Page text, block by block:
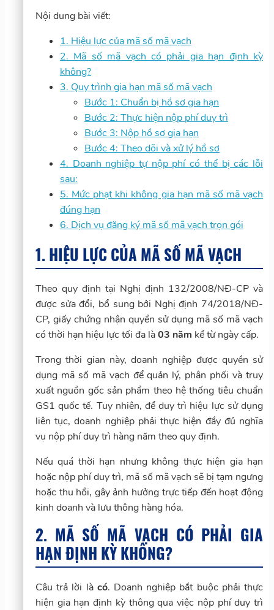
Nội dung bài viết:
1. Hiệu lực của mã số mã vạch
2. Mã số mã vạch có phải gia hạn định kỳ
không?
3. Quy trình gia hạn mã số mã vạch
Bước 1: Chuẩn bị hồ sơ gia hạn
Bước 2: Thực hiện nộp phí duy trì
Bước 3: Nộp hồ sơ gia hạn
Bước 4: Theo dõi và xử lý hồ sơ
4. Doanh nghiệp tự nộp phí có thể bị các lỗi
sau:
5. Mức phạt khi không gia hạn mã số mã vạch
đúng hạn
6. Dịch vụ đăng ký mã số mã vạch trọn gói
1. HIỆU LỰC CỦA MÃ SỐ MÃ VẠCH
Theo quy định tại Nghị định 132/2008/NĐ-CP và
được sửa đổi, bổ sung bởi Nghị định 74/2018/NĐ-
CP, giấy chứng nhận quyền sử dụng mã số mã vạch
có thời hạn hiệu lực tối đa là03 năm kể từ ngày cấp.
Trong thời gian này, doanh nghiệp được quyền sử
dụng mã số mã vạch để quản lý, phân phối và truy
xuất nguồn gốc sản phẩm theo hệ thống tiêu chuẩn
GS1 quốc tế. Tuy nhiên, để duy trì hiệu lực sử dụng
liên tục, doanh nghiệp phải thực hiện đầy đủ nghĩa
vụ nộp phí duy trì hàng năm theo quy định.
Nếu quá thời hạn nhưng không thực hiện gia hạn
hoặc nộp phí duy trì, mã số mã vạch sẽ bị tạm ngưng
hoặc thu hồi, gây ảnh hưởng trực tiếp đến hoạt động
kinh doanh và lưu thông hàng hóa.
2. MÃ SỐ MÃ VẠCH CÓ PHẢI GIA
HẠN ĐỊNH KỲ KHÔNG?
Câu trả lời là có. Doanh nghiệp bắt buộc phải thực
hiện gia hạn định kỳ thông qua việc nộp phí duy trì